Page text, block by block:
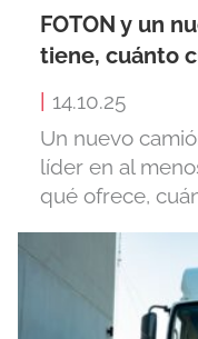
FOTON y un
tiene, cuánto
14.10.25
Un nuevo
líder en al
qué ofrece,